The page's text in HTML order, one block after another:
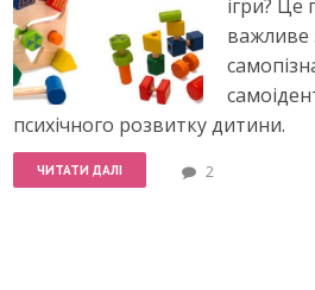
ігри? Це
важливе
психічного розвитку дитини.
ЧИТАТИ ДАЛІ 2